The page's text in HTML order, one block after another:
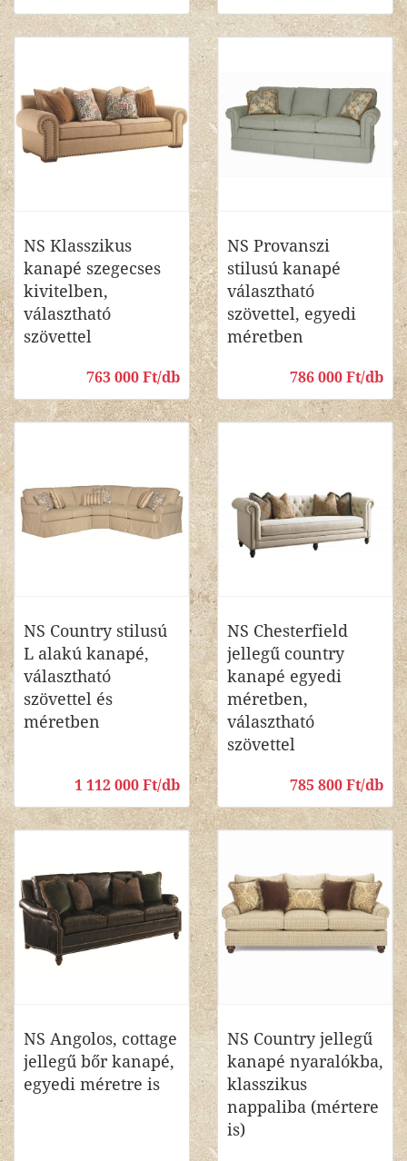
NS Klasszikus
kanapé szegecses
kivitelben,
választható
szövettel
763 000 Ft/db
NS Provanszi
stilusú kanapé
választható
szövettel, egyedi
méretben
786 000 Ft/db
NS Country stilusú
L alakú kanapé,
választható
szövettel és
méretben
1 112 000 Ft/db
NS Chesterfield
jellegű country
kanapé egyedi
méretben,
választható
szövettel
785 800 Ft/db
NS Angolos, cottage
jellegű bőr kanapé,
egyedi méretre is
NS Country jellegű
kanapé nyaralókba,
klasszikus
nappaliba (mértere
is)